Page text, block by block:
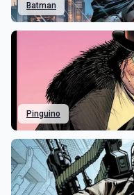
Batman
Pinguino